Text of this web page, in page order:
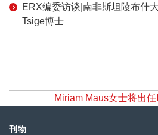
ERX编委访谈|南非斯坦陵布什
Tsige博士
Miriam Maus女士将出
刊物